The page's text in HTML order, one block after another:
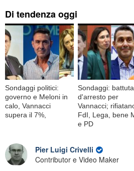
Di tendenza oggi
Sondaggi politici:
governo e Meloni in
calo, Vannacci
supera il 7%,
Sondaggi: battuta
d'arresto per
Vannacci;
FdI, Lega, bene
e PD
Pier Luigi Crivelli
Contributor e Video Maker